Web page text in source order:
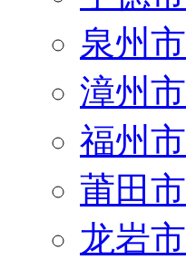
泉州市
漳州市
福州市
莆田市
龙岩市